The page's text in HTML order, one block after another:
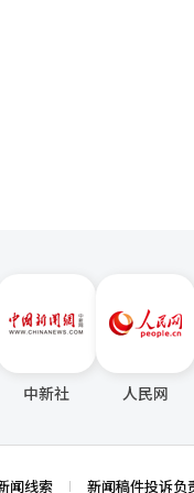
译与编辑。
中新社 人民网
闻线索 新闻稿件投诉负